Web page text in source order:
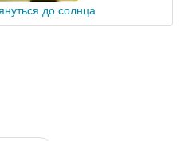
до солнца